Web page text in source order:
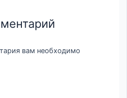
вам необходимо